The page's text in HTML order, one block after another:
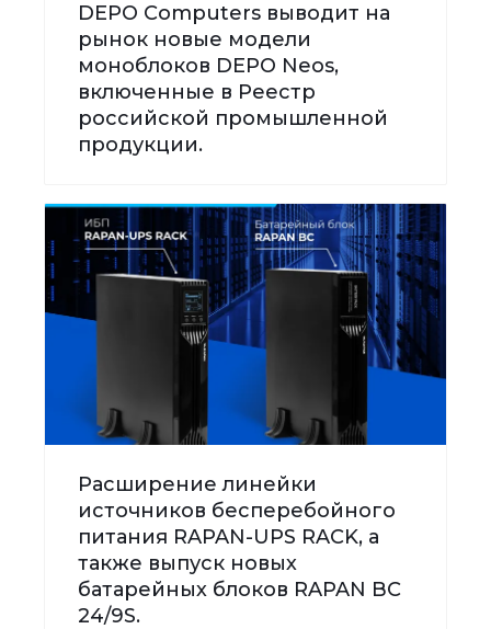
DEPO Computers выводит на
рынок новые модели
моноблоков DEPO Neos,
включенные в Реестр
российской промышленной
продукции.
Расширение линейки
источников бесперебойного
питания RAPAN-UPS RACK, а
также выпуск новых
батарейных блоков RAPAN BC
24/9S.